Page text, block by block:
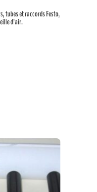
tubes et raccords Festo,
d’air.